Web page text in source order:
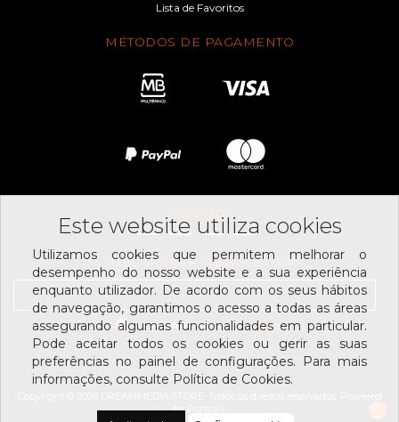
Lista de Favoritos
MÉTODOS DE PAGAMENTO
SIGA-NOS
SUBSCREVER NEWSLETTER
Li e aceito ostermos e condições
by
Este website utiliza cookies
Utilizamos cookies que permitem melhorar o
desempenho do nosso website e a sua experiência
enquanto utilizador. De acordo com os seus hábitos
de navegação, garantimos o acesso a todas as áreas
assegurando algumas funcionalidades em particular.
Pode aceitar todos os cookies ou gerir as suas
preferências no painel de configurações. Para mais
informações, consulte Política de Cookies.